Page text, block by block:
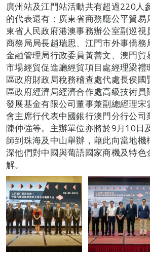
廣州站及江門站活動共有超過220人
的代表還有：廣東省商務廳公平貿
東省人民政府港澳事務辦公室副巡視
商務局局長趙瑞思、江門市外事僑務
金融管理局行政委員黃善文、澳門貿
市場經貿促進廳經貿項目處經理梁禮
區政府財政局稅務稽查處代處長侯國
區政府經濟局經濟合作處高級技術
發展基金有限公司董事兼副總經理宋
會主席行代表中國銀行澳門分行公司
陳仲強等。主辦單位亦將於9月10日
師到珠海及中山舉辦，藉此向當地機
深他們對中國與葡語國家商機及特色
解。